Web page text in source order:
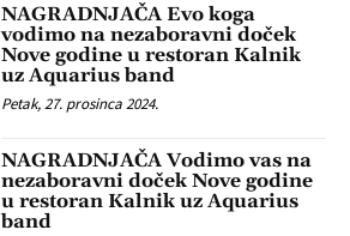
NAGRADNJAČA Evo koga
vodimo na nezaboravni doček
Nove godine u restoran Kalnik
uz Aquarius band
Petak, 27. prosinca 2024.
NAGRADNJAČA Vodimo vas na
nezaboravni doček Nove godine
u restoran Kalnik uz Aquarius
band